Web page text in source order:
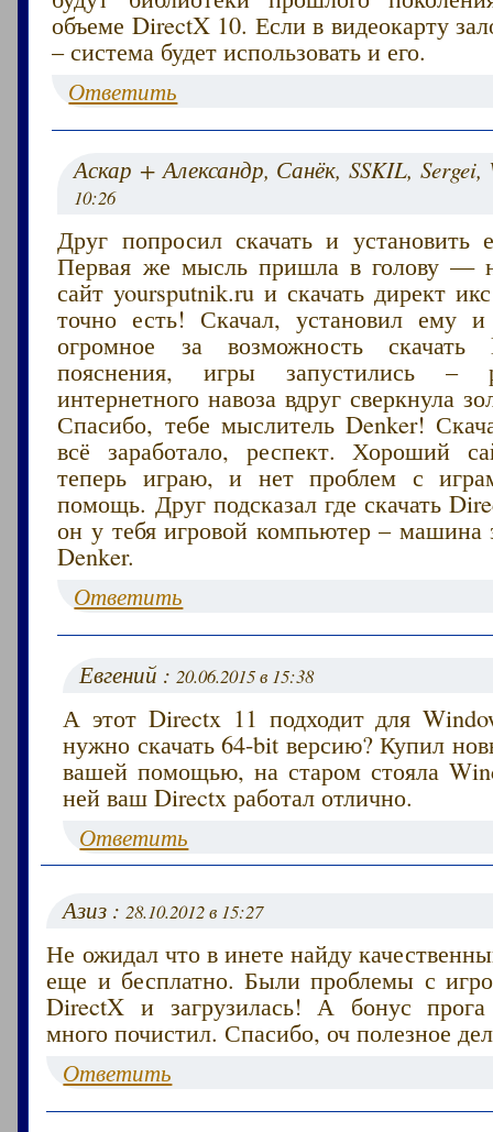
объеме DirectX 10. Если в видеокарту
– система будет использовать и его.
Ответить
Аскар + Александр, Санёк, SSKIL,
10:26
Друг попросил скачать и
Первая же мысль пришла в голову —
сайт yoursputnik.ru и скачать директ
точно есть! Скачал, установил ему
огромное за возможность
пояснения, игры запустились
интернетного навоза вдруг сверкнула
Спасибо, тебе мыслитель Denker!
всё заработало, респект. Хороший
теперь играю, и нет проблем с
помощь. Друг подсказал где скачать
он у тебя игровой компьютер – машина
Denker.
Ответить
Евгений : 20.06.2015 в 15:38
А этот Directx 11 подходит для
нужно скачать 64-bit версию? Купил
вашей помощью, на старом стояла
ней ваш Directx работал отлично.
Ответить
Азиз : 28.10.2012 в 15:27
Не ожидал что в инете найду
еще и бесплатно. Были проблемы с
DirectX и загрузилась! А бонус
много почистил. Спасибо, оч полезное
Ответить